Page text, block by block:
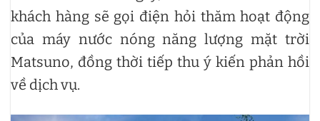
khách hàng sẽ gọi điện hỏi thăm hoạt động
của máy nước nóng năng lượng mặt trời
Matsuno, đồng thời tiếp thu ý kiến phản hồi
về dịch vụ.